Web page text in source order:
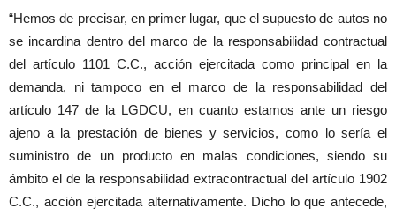
“Hemos de precisar, en primer lugar, que el supuesto de autos no
se incardina dentro del marco de la responsabilidad contractual
del artículo 1101 C.C., acción ejercitada como principal en la
demanda, ni tampoco en el marco de la responsabilidad del
artículo 147 de la LGDCU, en cuanto estamos ante un riesgo
ajeno a la prestación de bienes y servicios, como lo sería el
suministro de un producto en malas condiciones, siendo su
ámbito el de la responsabilidad extracontractual del artículo 1902
C.C., acción ejercitada alternativamente. Dicho lo que antecede,